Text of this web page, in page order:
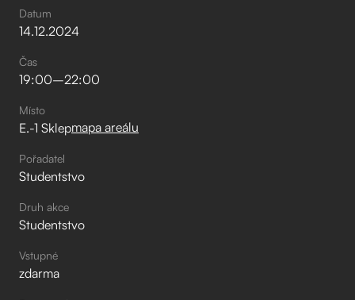
Datum
14.12.2024
Čas
19:00–⁠22:00
Místo
E.-1 Sklepmapa areálu
Pořadatel
Studentstvo
Druh akce
Studentstvo
Vstupné
zdarma